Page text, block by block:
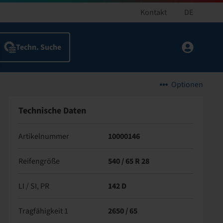
Kontakt DE
Optionen
Technische Daten
Artikelnummer 10000146
Reifengröße 540 / 65 R 28
LI / SI, PR 142 D
Tragfähigkeit 1 2650 / 65